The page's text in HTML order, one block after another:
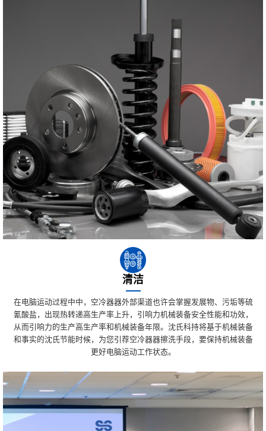
清洁
在电脑运动过程中中，空冷器器外部渠道也许会掌握发展物、污垢等硫
氰酸盐，出现热转递高生产率上升，引响力机械装备安全性能和功效，
从而引响力的生产高生产率和机械装备年限。沈氏科持将基于机械装备
和事实的沈氏节能时候，为您引荐空冷器器擦洗手段，要保持机械装备
更好电脑运动工作状态。